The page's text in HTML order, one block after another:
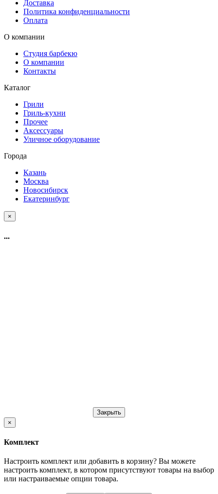
Доставка
Политика конфиденциальности
Оплата
О компании
Студия барбекю
О компании
Контакты
Каталог
Грили
Гриль-кухни
Прочее
Аксессуары
Уличное оборудование
Города
Казань
Москва
Новосибирск
Екатеринбург
×
...
Закрыть
×
Комплект
Настроить комплект или добавить в корзину? Вы можете
настроить комплект, в котором присутствуют товары на выбор
или настраиваемые опции товара.